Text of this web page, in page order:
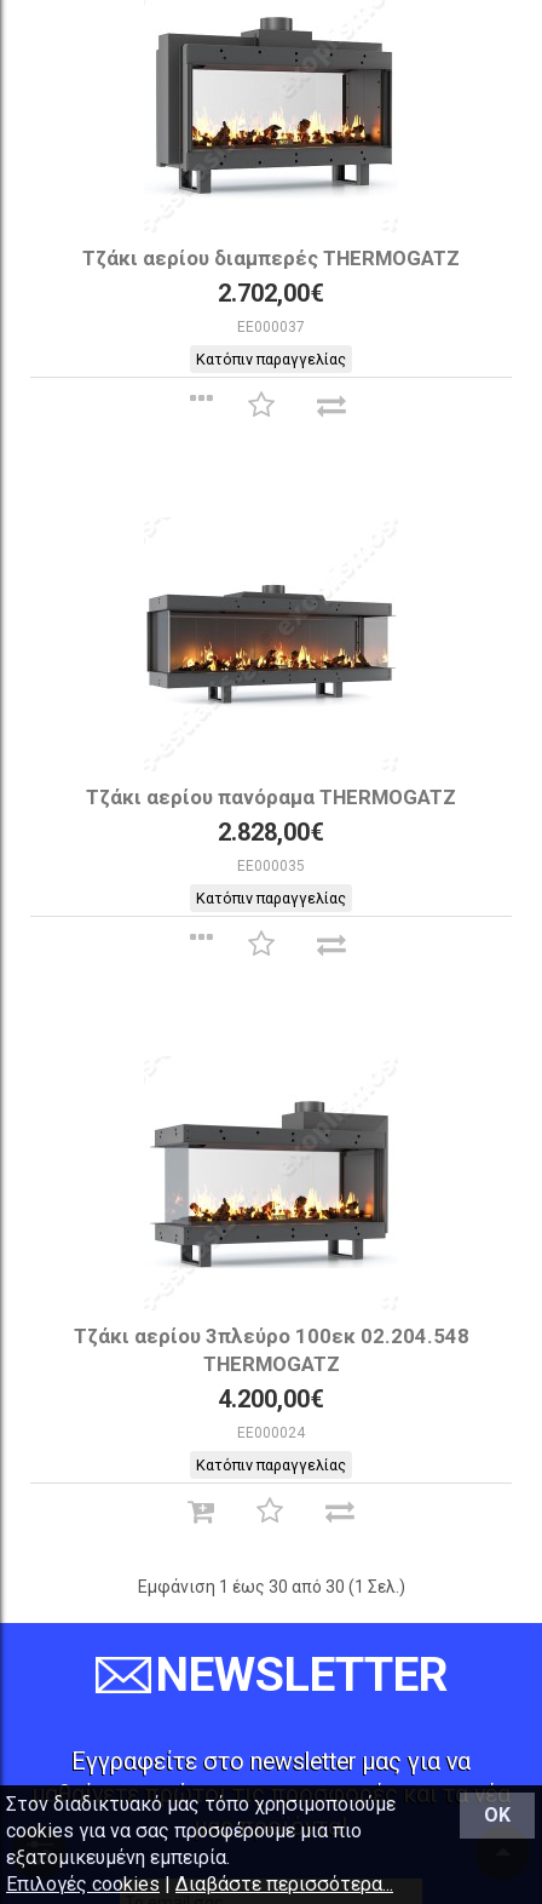
Τζάκι αερίου διαμπερές THERMOGATZ
2.702,00€
EE000037
Κατόπιν παραγγελίας
Τζάκι αερίου πανόραμα THERMOGATZ
2.828,00€
EE000035
Κατόπιν παραγγελίας
Τζάκι αερίου 3πλεύρο 100εκ 02.204.548
THERMOGATZ
4.200,00€
EE000024
Κατόπιν παραγγελίας
Εμφάνιση 1 έως 30 από 30 (1 Σελ.)
NEWSLETTER
Εγγραφείτε στο newsletter μας για να
μαθαίνετε πρώτοι τις προσφορές και τα νέα
μας προϊόντα!
OK
Στον διαδικτυακό μας τόπο χρησιμοποιούμε
cookies για να σας προσφέρουμε μια πιο
εξατομικευμένη εμπειρία.
Επιλογές cookies |Διαβάστε περισσότερα...